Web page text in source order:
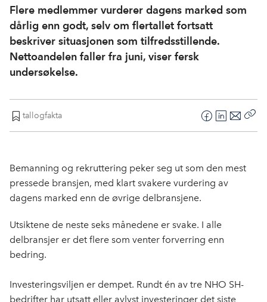
Flere medlemmer vurderer dagens marked som
dårlig enn godt, selv om flertallet fortsatt
beskriver situasjonen som tilfredsstillende.
Nettoandelen faller fra juni, viser fersk
undersøkelse.
tallogfakta
F
e
b
k
L
k
e
n
E
o
Bemanning og rekruttering peker seg ut som den mest
pressede bransjen, med klart svakere vurdering av
dagens marked enn de øvrige delbransjene.
Utsiktene de neste seks månedene er svake. I alle
delbransjer er det flere som venter forverring enn
bedring.
Investeringsviljen er dempet. Rundt én av tre NHO SH-
bedrifter har utsatt eller avlyst investeringer det siste